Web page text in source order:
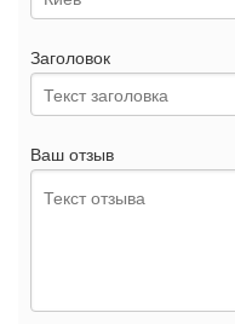
Заголовок
Ваш отзыв